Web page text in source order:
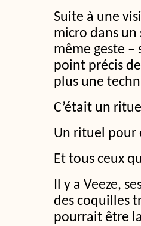
Suite à une
micro dans
même geste
point précis
plus une
C’était un
Un rituel pour
Et tous ceux
Il y a Veeze,
des coquilles
pourrait être